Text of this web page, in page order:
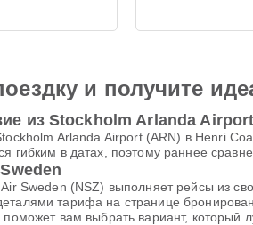
и получите
из Stockholm Arlanda
Arlanda Airport (ARN) в Henri
гибким в датах, поэтому раннее
Sweden (NSZ) выполняет рейсы из
тарифа на странице
вам выбрать вариант, который